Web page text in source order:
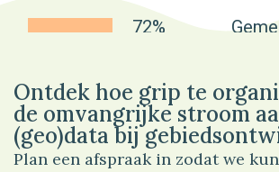
72%
Ontdek hoe grip te
de omvangrijke stroom
(geo)data bij
Plan een afspraak in zodat we